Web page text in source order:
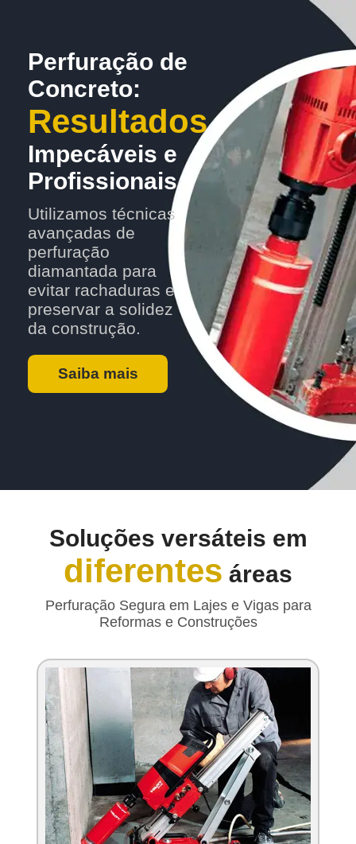
Perfuração de
Concreto:
Resultados
Impecáveis e
Profissionais
Utilizamos técnicas
avançadas de
perfuração
diamantada para
evitar rachaduras e
preservar a solidez
da construção.
Saiba mais
Soluções versáteis em
diferentes áreas
Perfuração Segura em Lajes e Vigas para
Reformas e Construções